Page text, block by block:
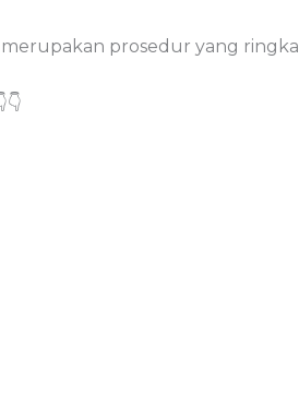
prosedur yang